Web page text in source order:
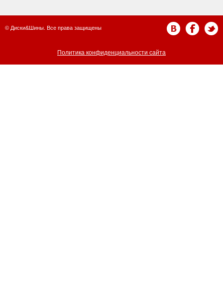
© Диски&Шины. Все права защищены
Политика конфиденциальности сайта